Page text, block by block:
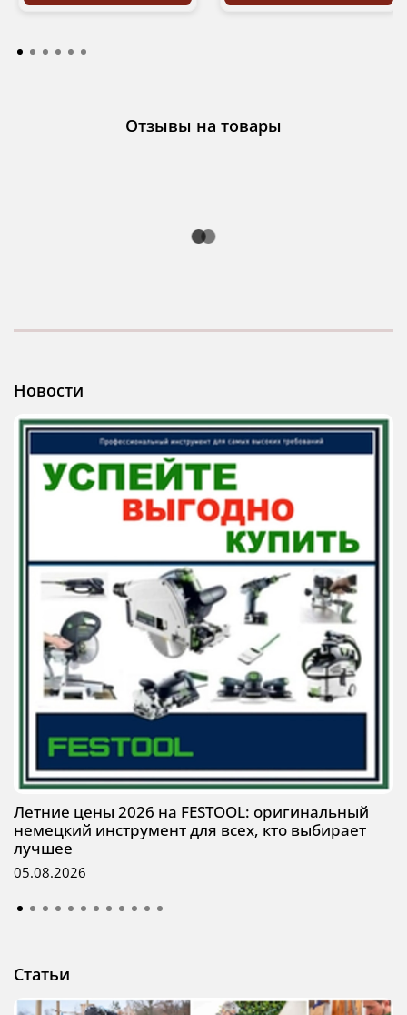
Отзывы на товары
Новости
Летние цены 2026 на FESTOOL: оригинальный
немецкий инструмент для всех, кто выбирает
лучшее
05.08.2026
Статьи